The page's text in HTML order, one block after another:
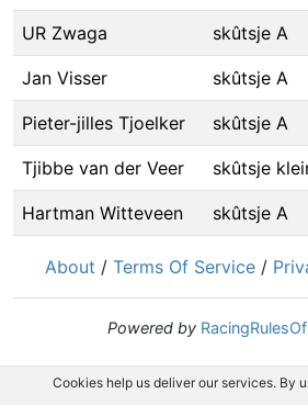
UR Zwaga skûtsje A
Jan Visser skûtsje A
Pieter-jilles Tjoelker skûtsje A
Tjibbe van der Veer skûtsje
Hartman Witteveen skûtsje A
About / Terms Of Service /
Powered by
Cookies help us deliver our services. By